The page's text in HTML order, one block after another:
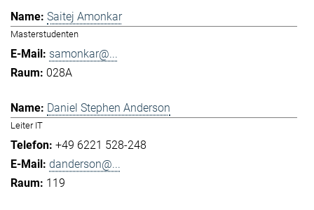
Saitej Amonkar
Masterstudenten
samonkar@...
028A
Daniel Stephen Anderson
Leiter IT
+49 6221 528-248
danderson@...
119